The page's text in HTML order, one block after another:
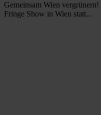
Gemeinsam Wien
Fringe Show in Wien statt...